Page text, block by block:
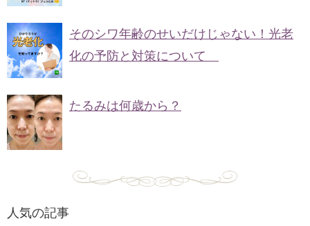
そのシワ年齢のせいだけじゃない！光老
化の予防と対策について
たるみは何歳から？
人気の記事